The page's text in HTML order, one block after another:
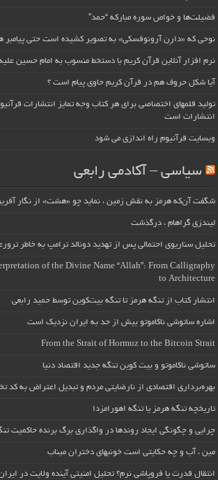
فضیلت‌ها و خواص سوره مبارکه “حمد”
نوحی که «دارِن آرونوفسکی» به تصویر کشیده است حتی
نرم افزار آنلاین قرآن کریم با دستخط منسوب به امام حسین
آیا شکل حروف هم در قرآن کریم حاوی پیام است ؟
تولید قلمهای اختصاصی برای هر کتاب وجه تمایز انتشارات
انتشارات است
وبسایت قرآنیوم راه اندازی می شود
سیاسی – آکادمی رابعی
شگفت آن‌که هرمز به نقش زمین ، نماید چو «هشت» از نگار
لیندزی گراهام ، درگذشت
تحلیل سناریوی احتمالی پس از تهدید دونالد ترامپ به خاطر
of the Divine Name “Allah”: From Calligraphy
to Architecture
انتشار کتاب از تنگه هرمز تا تنگه بیت‌کوین توسط حمید رابعی
اشاره ساتوشی ناکاموتو بیش از حد به ایران نزدیک است
From the Strait of Hormuz to the Bitcoin Strait
ساتوشی ناکاموتو و بیت کوین تنگه جدید اقتصاد دنیا
بهره‌برداری اقتصادی از نارضایتی مردم و تبدیل اعتراض به کد
تاریخچه تنگه هرمز یا تنگه اهورامزدا
چرایی و چگونگی ایجاد روندها در واگذاری برگ برنده حاکمیت
مین ، آب و چه حکایتی است خونبهای دختران میناب
انتقال قدرت یا فروپاشی نرم؟ تحلیل امنیتی آینده ولایت در